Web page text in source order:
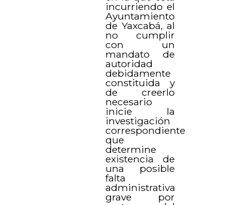
incurriendo el
Ayuntamiento
de Yaxcabá, al
no cumplir
con un
mandato de
autoridad
debidamente
constituida y
de creerlo
necesario
inicie la
investigación
correspondiente
que
determine
existencia de
una posible
falta
administrativa
grave por